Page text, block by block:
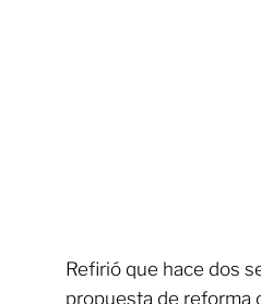
Refirió que hace dos
propuesta de reforma